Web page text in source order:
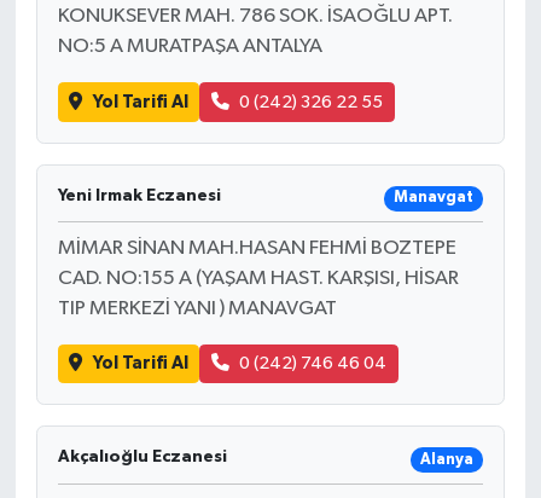
KONUKSEVER MAH. 786 SOK. İSAOĞLU APT.
NO:5 A MURATPAŞA ANTALYA
Yol Tarifi Al 0 (242) 326 22 55
Yeni Irmak Eczanesi Manavgat
MİMAR SİNAN MAH.HASAN FEHMİ BOZTEPE
CAD. NO:155 A (YAŞAM HAST. KARŞISI, HİSAR
TIP MERKEZİ YANI ) MANAVGAT
Yol Tarifi Al 0 (242) 746 46 04
Akçalıoğlu Eczanesi Alanya